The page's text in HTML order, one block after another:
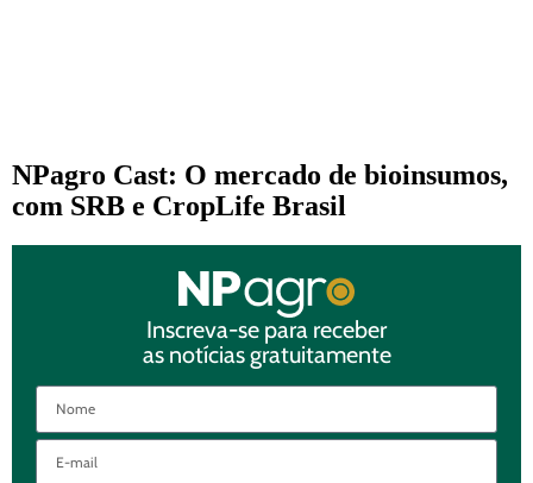
NPagro Cast: O mercado de bioinsumos,
com SRB e CropLife Brasil
Inscreva-se para receber
as notícias gratuitamente